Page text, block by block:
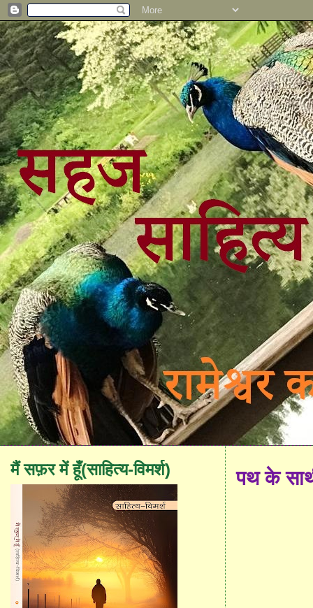
पथ के
मैं सफ़र में हूँ(साहित्य-विमर्श)